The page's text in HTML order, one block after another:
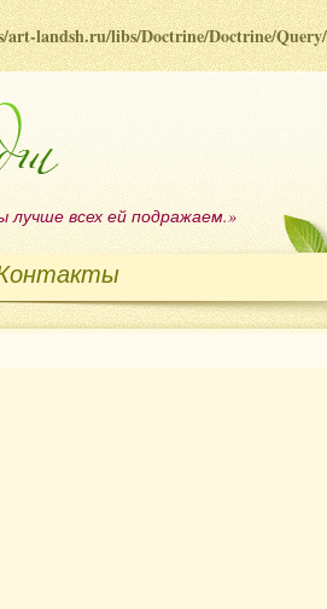
art-landsh.ru/libs/Doctrine/Doctrine/
лучше всех ей подражаем.»